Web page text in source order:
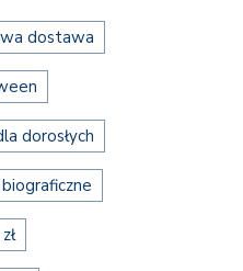
dostawa
dorosłych